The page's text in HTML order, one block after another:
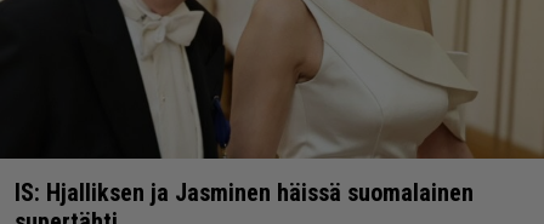
IS: Hjalliksen ja Jasminen häissä suomalainen